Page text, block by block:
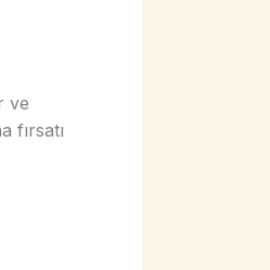
ve
fırsatı